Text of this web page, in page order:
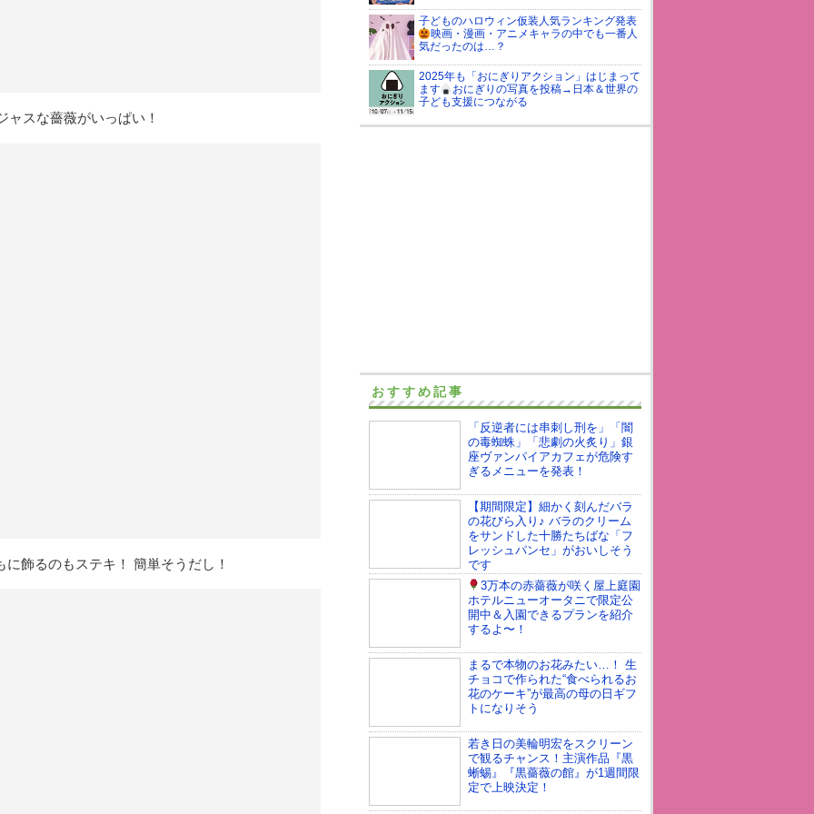
スな薔薇がいっぱい！
飾るのもステキ！ 簡単そうだし！
子どものハロウィン仮装人気ランキング発表
映画・漫画・アニメキャラの中でも一番人
気だったのは…？
2025年も「おにぎりアクション」はじまって
ます
おにぎりの写真を投稿→日本＆世界の
子ども支援につながる
おすすめ記事
「反逆者には串刺し刑を」「闇
の毒蜘蛛」「悲劇の火炙り」銀
座ヴァンパイアカフェが危険す
ぎるメニューを発表！
【期間限定】細かく刻んだバラ
の花びら入り♪ バラのクリーム
をサンドした十勝たちばな「フ
レッシュパンセ」がおいしそう
です
3万本の赤薔薇が咲く屋上庭園
ホテルニューオータニで限定公
開中＆入園できるプランを紹介
するよ〜！
まるで本物のお花みたい…！ 生
チョコで作られた“食べられるお
花のケーキ”が最高の母の日ギフ
トになりそう
若き日の美輪明宏をスクリーン
で観るチャンス！主演作品『黒
蜥蜴』『黒薔薇の館』が1週間限
定で上映決定！